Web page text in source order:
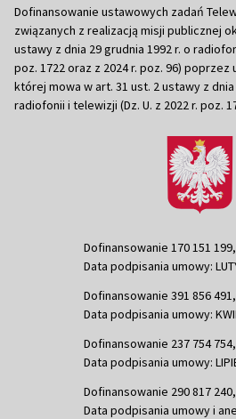
Dofinansowanie ustawowych zadań
związanych z realizacją misji publicznej
ustawy z dnia 29 grudnia 1992 r. o
poz. 1722 oraz z 2024 r. poz. 96)
której mowa w art. 31 ust. 2 ustawy z dnia
radiofonii i telewizji (Dz. U. z 2022 r. poz.
Dofinansowanie 170 151
Data podpisania umowy:
Dofinansowanie 391 856
Data podpisania umowy:
Dofinansowanie 237 754
Data podpisania umowy:
Dofinansowanie 290 817
Data podpisania umowy i